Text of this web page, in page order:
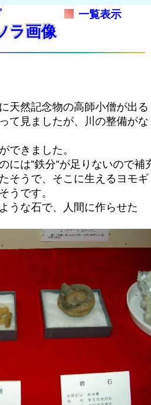
一覧表示
ラ画像
天然記念物の高師小僧が出る
て見ましたが、川の整備がな
できました。
には”鉄分”が足りないので補
そうで、そこに生えるヨモギ
うです。
うな石で、人間に作らせた